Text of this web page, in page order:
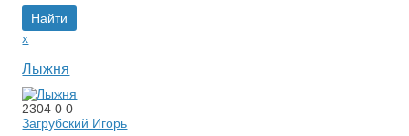
x
Лыжня
230400
Загрубский Игорь